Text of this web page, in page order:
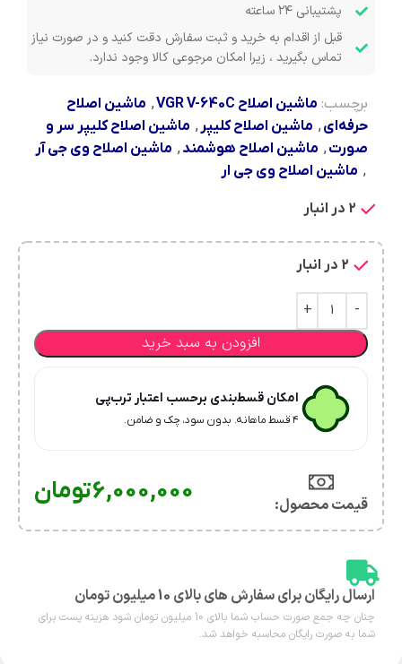
پشتیبانی ۲۴ ساعته
قبل از اقدام به خرید و ثبت سفارش دقت کنید و در صورت نیاز
تماس بگیرید ، زیرا امکان مرجوعی کالا وجود ندارد.
برچسب: ماشین اصلاح VGR V-640C , ماشین اصلاح
حرفه‌ای, ماشین اصلاح کلیپر , ماشین اصلاح کلیپر سر و
صورت, ماشین اصلاح هوشمند, ماشین اصلاح وی جی آر
, ماشین اصلاح وی جی ار
2 در انبار
2 در انبار
افزودن به سبد خرید
امکان قسط‌بندی برحسب اعتبار ترب‌پی
۴ قسط ماهانه. بدون سود، چک و ضامن.
قیمت محصول:​ 6,000,000تومان
ارسال رایگان برای سفارش های بالای 10 میلیون تومان
چنان چه جمع صورت حساب شما بالای 10 میلیون تومان شود هزینه پست برای
شما به صورت رایگان محاسبه خواهد شد.